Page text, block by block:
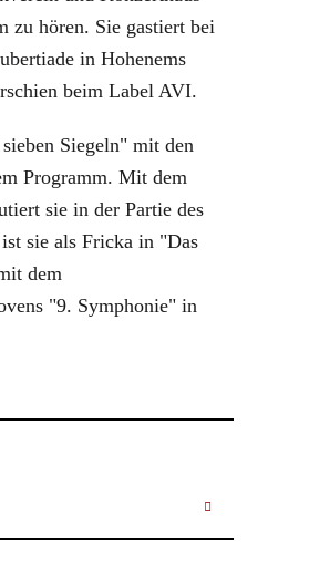
zu hören. Sie gastiert bei
in Hohenems
beim Label AVI.
Siegeln" mit den
Programm. Mit dem
sie in der Partie des
sie als Fricka in "Das
dem
"9. Symphonie" in